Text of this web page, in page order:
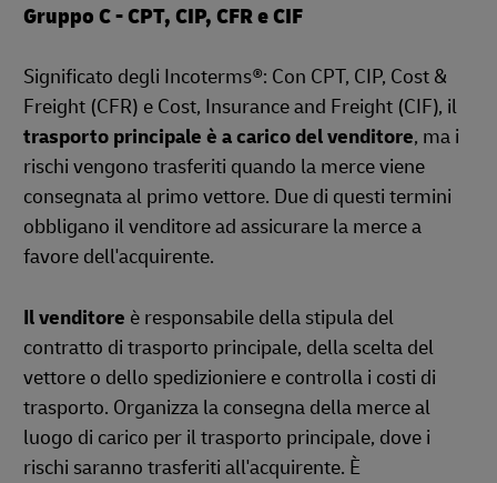
Gruppo C - CPT, CIP, CFR e CIF
Significato degli Incoterms®: Con CPT, CIP, Cost &
Freight (CFR) e Cost, Insurance and Freight (CIF), il
trasporto principale è a carico del venditore, ma i
rischi vengono trasferiti quando la merce viene
consegnata al primo vettore. Due di questi termini
obbligano il venditore ad assicurare la merce a
favore dell'acquirente.
Il venditore è responsabile della stipula del
contratto di trasporto principale, della scelta del
vettore o dello spedizioniere e controlla i costi di
trasporto. Organizza la consegna della merce al
luogo di carico per il trasporto principale, dove i
rischi saranno trasferiti all'acquirente. È